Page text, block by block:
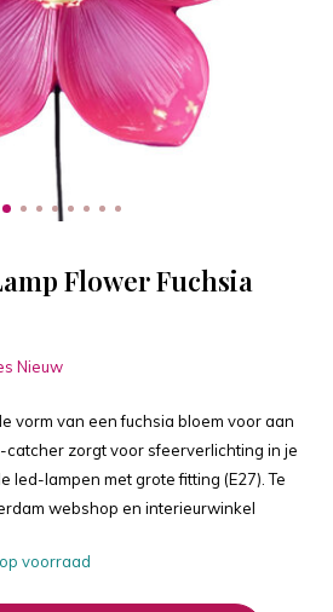
Flower Fuchsia
Nieuw
vorm van een fuchsia bloem voor aan
catcher zorgt voor sfeerverlichting in je
led-lampen met grote fitting (E27). Te
webshop en interieurwinkel
voorraad